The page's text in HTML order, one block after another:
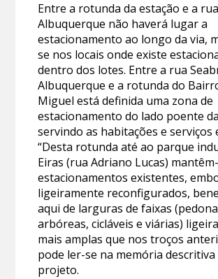
Entre a rotunda da estação e a
Albuquerque não haverá lugar a
estacionamento ao longo da via,
se nos locais onde existe
dentro dos lotes. Entre a rua
Albuquerque e a rotunda do
Miguel está definida uma zona de
estacionamento do lado poente
servindo as habitações e serviços
“Desta rotunda até ao parque
Eiras (rua Adriano Lucas)
estacionamentos existentes,
ligeiramente reconfigurados,
aqui de larguras de faixas
arbóreas, cicláveis e viárias)
mais amplas que nos troços
pode ler-se na memória descritiva
projeto.